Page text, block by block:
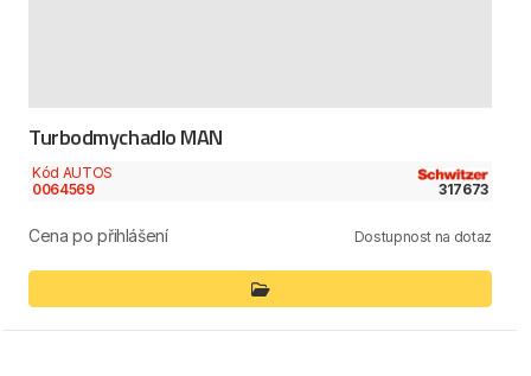
Turbodmychadlo MAN
Kód AUTOS
0064569
317673
Cena po přihlášení Dostupnost na dotaz